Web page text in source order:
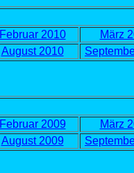
Februar 2010
März
August 2010
Februar 2009
März
August 2009